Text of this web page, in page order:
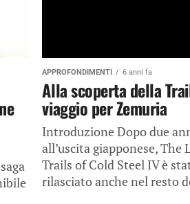
APPROFONDIMENTI 6 anni fa
Alla scoperta della
viaggio per Zemuria
Introduzione Dopo due
all’uscita giapponese, The
Trails of Cold Steel IV è
rilasciato anche nel resto